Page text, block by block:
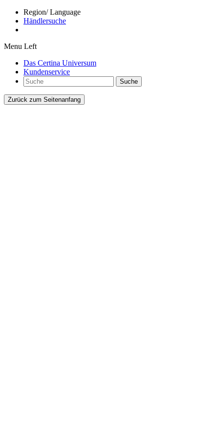
Region/ Language
Händlersuche
Menu Left
Das Certina Universum
Kundenservice
Suche
Zurück zum Seitenanfang